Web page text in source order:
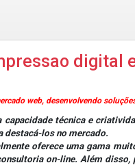
digital
web, desenvolvendo
técnica e
destacá-los no mercado.
oferece uma gama
on-line. Além